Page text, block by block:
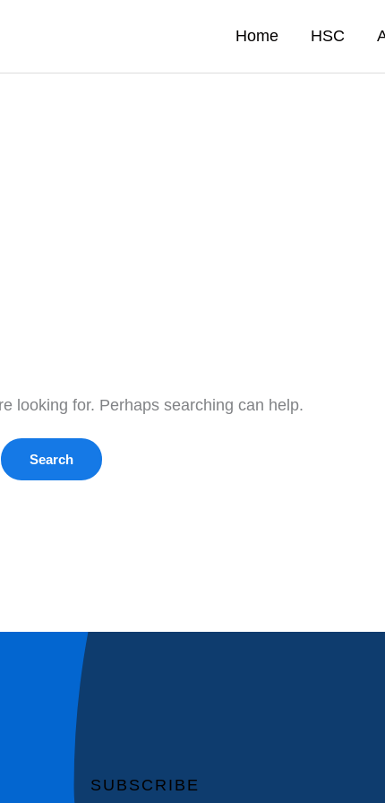
Home HSC
looking for. Perhaps searching can help.
SUBSCRIBE